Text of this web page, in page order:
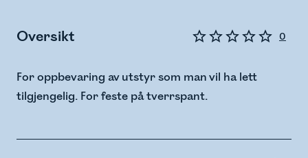
Oversikt 0
For oppbevaring av utstyr som man vil ha lett
tilgjengelig. For feste på tverrspant.